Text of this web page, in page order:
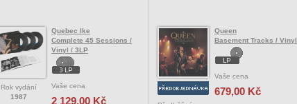
Rok vydání
1987
Quebec Ike
Complete 45 Sessions /
Vinyl / 3LP
Vaše cena
2 129,00 Kč
Queen
Basement Tracks / Vinyl
Vaše cena
679,00 Kč